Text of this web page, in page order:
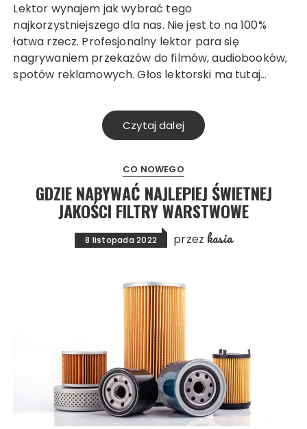
Lektor wynajem jak wybrać tego
najkorzystniejszego dla nas. Nie jest to na 100%
łatwa rzecz. Profesjonalny lektor para się
nagrywaniem przekazów do filmów, audiobooków,
spotów reklamowych. Głos lektorski ma tutaj…
Czytaj dalej
CO NOWEGO
GDZIE NABYWAĆ NAJLEPIEJ ŚWIETNEJ
JAKOŚCI FILTRY WARSTWOWE
8 listopada 2022 przez kasia